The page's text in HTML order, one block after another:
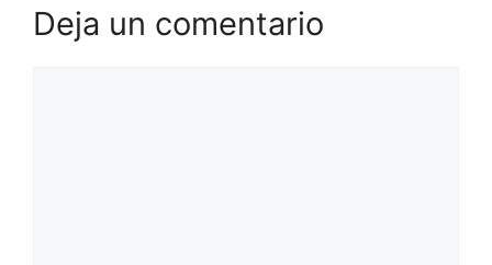
Deja un comentario